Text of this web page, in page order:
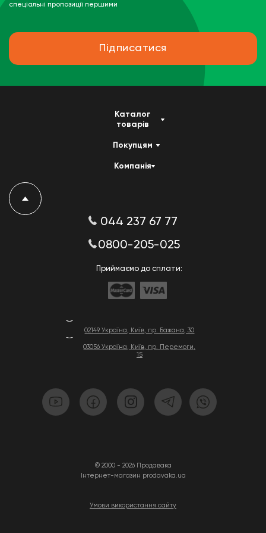
спеціальні пропозиції першими
Підписатися
02149 Україна, Київ, пр. Бажана, 30
03056 Україна, Київ, пр. Перемоги,
15
© 2000 - 2026 Продавака
Інтернет-магазин prodavaka.ua
Умови використання сайту
Каталог
товарів
Покупцям
Компанія
044 237 67 77
0800-205-025
Приймаємо до сплати: